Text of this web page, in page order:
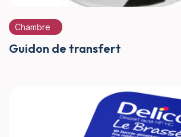
Chambre
Guidon de transfert